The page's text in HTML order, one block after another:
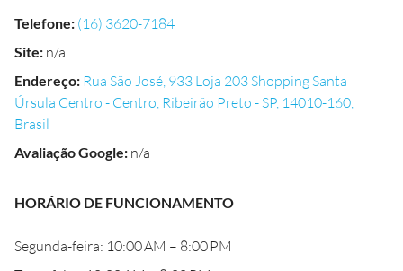
Telefone: (16) 3620-7184
Site: n/a
Endereço: Rua São José, 933 Loja 203 Shopping Santa
Úrsula Centro - Centro, Ribeirão Preto - SP, 14010-160,
Brasil
Avaliação Google: n/a
HORÁRIO DE FUNCIONAMENTO
Segunda-feira: 10:00 AM – 8:00 PM